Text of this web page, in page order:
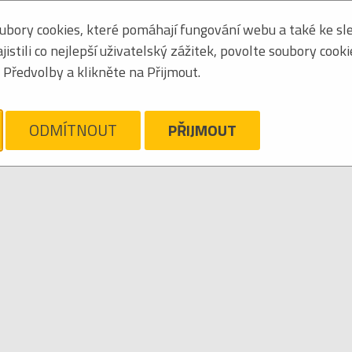
Zoradiť podľa: základné mená
výpis
ľúto, ale pre daný žáner/kategóriu nie sú v katalógu žiadne položky.
cookies, které pomáhají fungování webu a také ke
co nejlepší uživatelský zážitek, povolte soubory
a klikněte na Přijmout.
ODMÍTNOUT PŘIJMOUT